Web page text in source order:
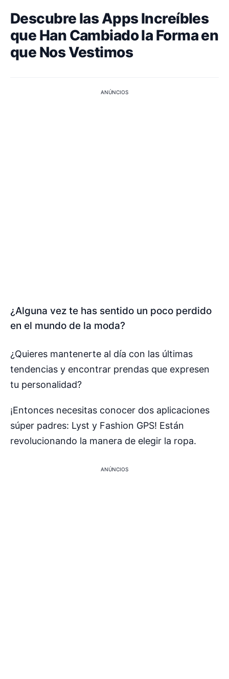
Descubre las Apps Increíbles
que Han Cambiado la Forma en
que Nos Vestimos
ANÚNCIOS
¿Alguna vez te has sentido un poco perdido
en el mundo de la moda?
¿Quieres mantenerte al día con las últimas
tendencias y encontrar prendas que expresen
tu personalidad?
¡Entonces necesitas conocer dos aplicaciones
súper padres: Lyst y Fashion GPS! Están
revolucionando la manera de elegir la ropa.
ANÚNCIOS